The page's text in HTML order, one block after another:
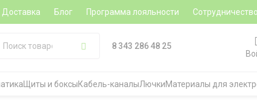
Доставка Блог Программа лояльности Сотрудничество
8 343 286 48 25
Щиты и боксыКабель-каналыЛючкиМатериалы для